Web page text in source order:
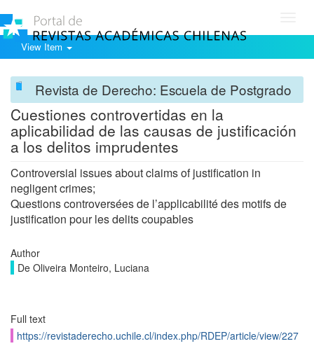
View Item
Revista de Derecho: Escuela de Postgrado
Cuestiones controvertidas en la
aplicabilidad de las causas de justificación
a los delitos imprudentes
Controversial issues about claims of justification in
negligent crimes;
Questions controversées de l’applicabilité des motifs de
justification pour les delits coupables
Author
De Oliveira Monteiro, Luciana
Full text
https://revistaderecho.uchile.cl/index.php/RDEP/article/view/227